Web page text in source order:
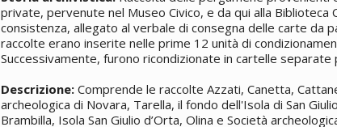
private, pervenute nel Museo Civico, e da qui alla Biblioteca
consistenza, allegato al verbale di consegna delle carte da
raccolte erano inserite nelle prime 12 unità di
Successivamente, furono ricondizionate in cartelle
Descrizione: Comprende le raccolte Azzati, Canetta,
archeologica di Novara, Tarella, il fondo dell'Isola di San
Brambilla, Isola San Giulio d’Orta, Olina e Società